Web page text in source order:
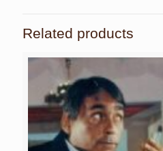
Related products